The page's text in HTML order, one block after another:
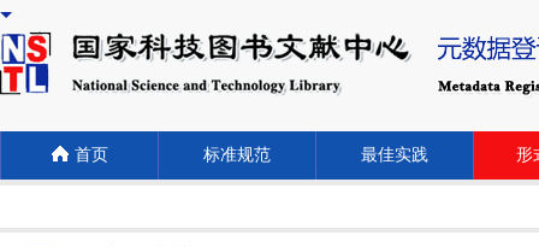
首页 标准规范 最佳实践 形